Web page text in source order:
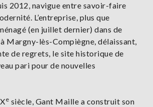
2012, navigue entre savoir-faire
L’entreprise, plus que
(en juillet dernier) dans de
Margny-lès-Compiègne, délaissant,
de regrets, le site historique de
pari pour de nouvelles
e siècle, Gant Maille a construit son